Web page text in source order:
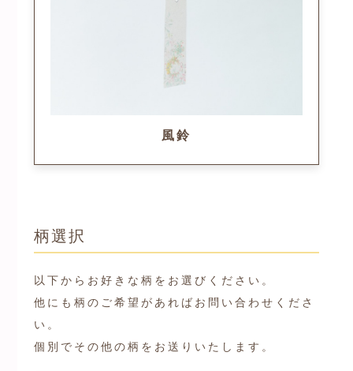
風鈴
柄選択
以下からお好きな柄をお選びください。
他にも柄のご希望があればお問い合わせくださ
い。
個別でその他の柄をお送りいたします。